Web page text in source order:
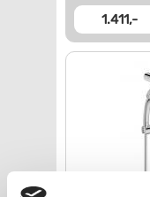
1.411,-